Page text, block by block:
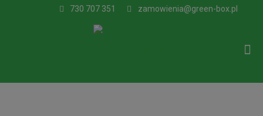
730 707 351 zamowienia@green-box.pl